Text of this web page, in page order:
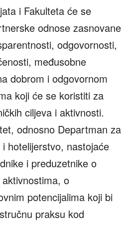
i Fakulteta će se
odnose zasnovane
odgovornosti,
međusobne
dobrom i odgovornom
koji će se koristiti za
ciljeva i aktivnosti.
odnosno Departman za
hotelijerstvo, nastojaće
i preduzetnike o
o
potencijalima koji bi
praksu kod